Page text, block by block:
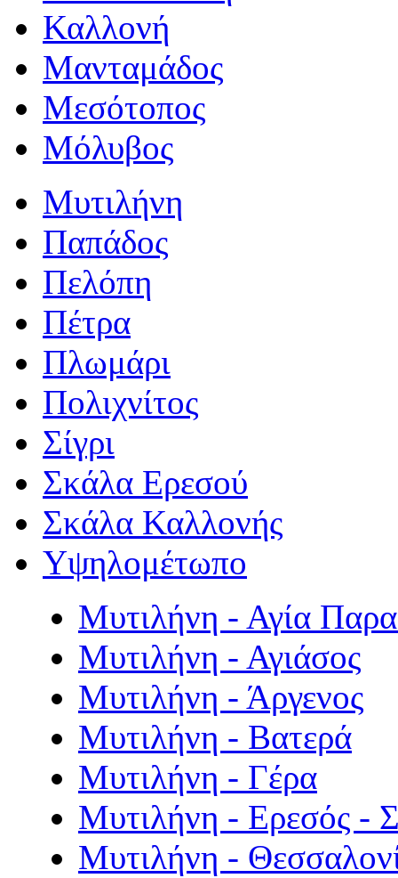
Καλλονή
Μανταμάδος
Μεσότοπος
Μόλυβος
Μυτιλήνη
Παπάδος
Πελόπη
Πέτρα
Πλωμάρι
Πολιχνίτος
Σίγρι
Σκάλα Ερεσού
Σκάλα Καλλονής
Υψηλομέτωπο
Μυτιλήνη - Αγία
Μυτιλήνη - Αγιάσος
Μυτιλήνη - Άργενος
Μυτιλήνη - Βατερά
Μυτιλήνη - Γέρα
Μυτιλήνη - Ερεσός -
Μυτιλήνη -